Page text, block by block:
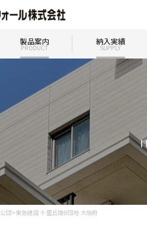
製品案内
PRODUCT
納入実績
SUPPLY
公団>東急建設 千里丘陵B団地 大阪府